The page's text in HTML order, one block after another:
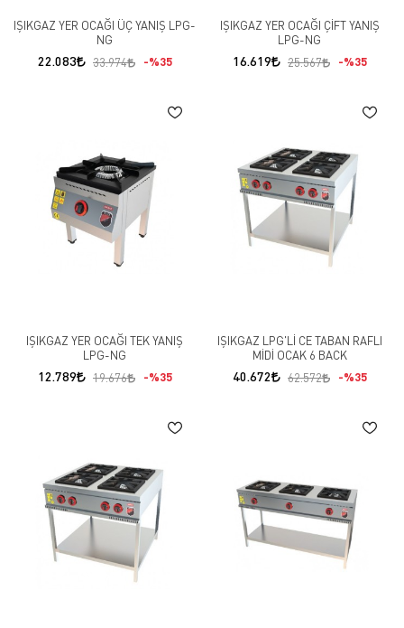
IŞIKGAZ YER OCAĞI ÜÇ YANIŞ LPG-
NG
22.083 33.974 %35
IŞIKGAZ YER OCAĞI ÇİFT YANIŞ
LPG-NG
16.619 25.567 %35
IŞIKGAZ YER OCAĞI TEK YANIŞ
LPG-NG
12.789 19.676 %35
IŞIKGAZ LPG'Lİ CE TABAN RAFLI
MİDİ OCAK 6 BACK
40.672 62.572 %35